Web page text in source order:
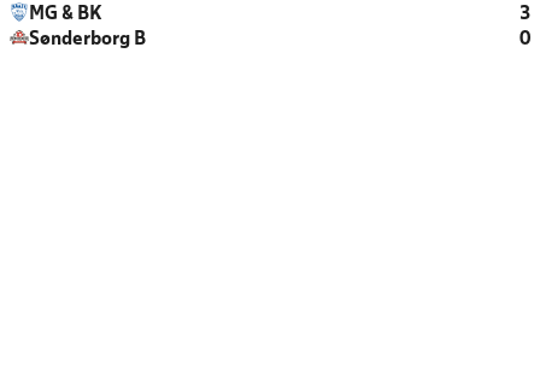
MG & BK
3
Sønderborg B
0